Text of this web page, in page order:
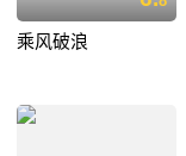
乘风破浪